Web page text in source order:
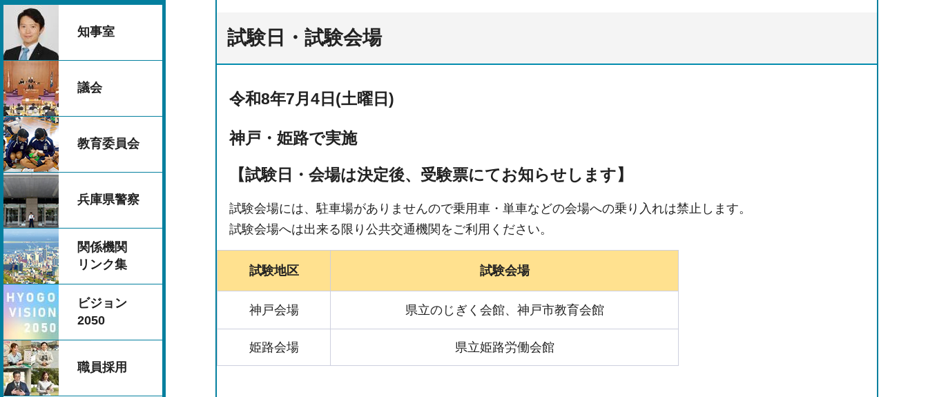
知事室
議会
教育委員会
兵庫県警察
関係機関
リンク集
ビジョン
2050
職員採用
試験日・試験会場
令和8年7月4日(土曜日)
神戸・姫路で実施
【試験日・会場は決定後、受験票にてお知らせします】
試験会場には、駐車場がありませんので乗用車・単車などの会場への乗り入れは禁止します。
試験会場へは出来る限り公共交通機関をご利用ください。
試験地区 試験会場
神戸会場 県立のじぎく会館、神戸市教育会館
姫路会場 県立姫路労働会館